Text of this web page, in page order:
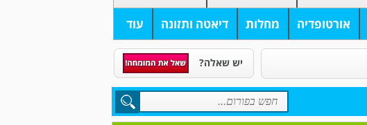
אורטופדיה מחלות דיאטה ותזונה עוד
יש שאלה?